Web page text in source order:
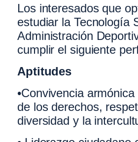
Los interesados que
estudiar la Tecnología
Administración
cumplir el siguiente
Aptitudes
•Convivencia
de los derechos,
diversidad y la